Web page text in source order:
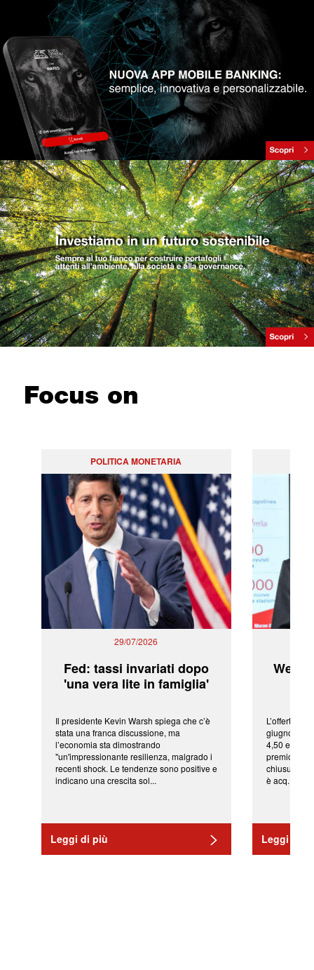
Focus on
POLITICA MONETARIA
29/07/2026
Fed: tassi invariati dopo
'una vera lite in famiglia'
Il presidente Kevin Warsh spiega che c’è
stata una franca discussione, ma
l’economia sta dimostrando
"un'impressionante resilienza, malgrado i
recenti shock. Le tendenze sono positive e
indicano una crescita sol...
Leggi di più
L’offerta
giugno da
4,50 euro
premio di
chiusura
è acq...
Leggi di